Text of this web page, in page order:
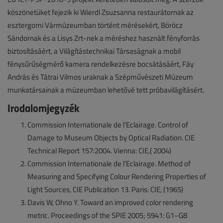
köszönetüket fejezik ki Wierdl Zsuzsanna restaurátornak az
esztergomi Vármúzeumban történt mérésekért, Böröcz
Sándornak és a Lisys Zrt-nek a méréshez használt fényforrás
biztosításáért, a Világítástechnikai Társaságnak a mobil
fénysűrűségmérő kamera rendelkezésre bocsátásáért, Fáy
András és Tátrai Vilmos uraknak a Szépművészeti Múzeum
munkatársainak a múzeumban lehetővé tett próbavilágításért.
Irodalomjegyzék
Commission Internationale de l’Eclairage. Control of
Damage to Museum Objects by Optical Radiation. CIE
Technical Report 157:2004. Vienna: CIE,( 2004)
Commission Internationale de l’Eclairage. Method of
Measuring and Specifying Colour Rendering Properties of
Light Sources, CIE Publication 13. Paris: CIE, (1965)
Davis W, Ohno Y. Toward an improved color rendering
metric. Proceedings of the SPIE 2005; 5941: G1–G8